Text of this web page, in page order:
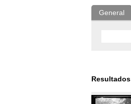
General
Resultados